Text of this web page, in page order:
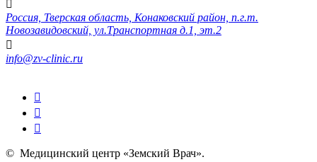
Россия, Тверская область, Конаковский район, п.г.т.
Новозавидовский, ул.Транспортная д.1, эт.2
info@zv-clinic.ru
© Медицинский центр «Земский Врач».